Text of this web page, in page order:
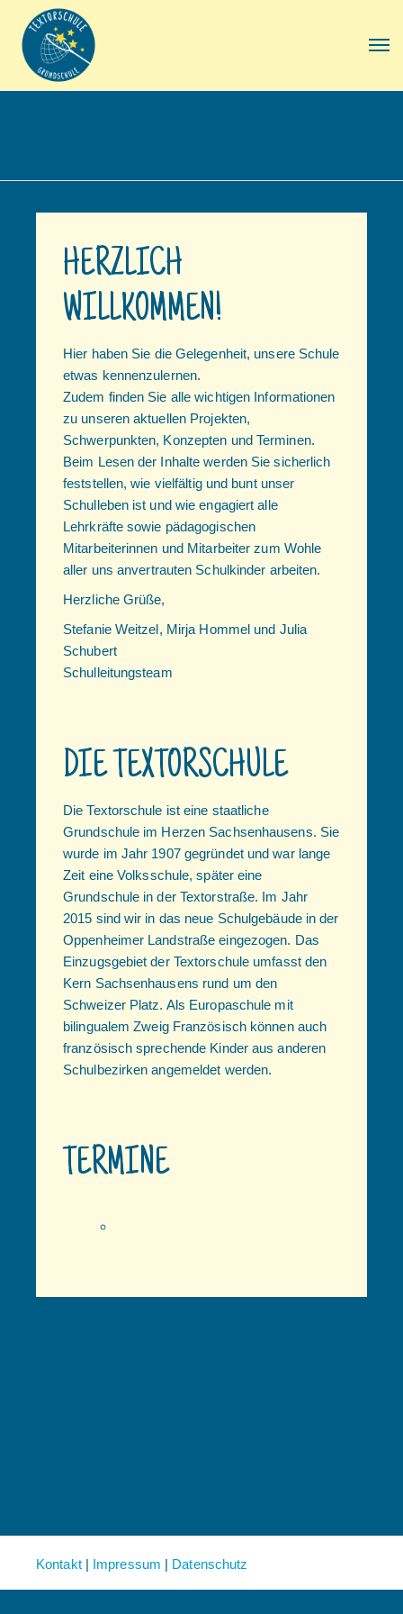
HERZLICH
WILLKOMMEN!
Hier haben Sie die Gelegenheit, unsere Schule
etwas kennenzulernen.
Zudem finden Sie alle wichtigen Informationen
zu unseren aktuellen Projekten,
Schwerpunkten, Konzepten und Terminen.
Beim Lesen der Inhalte werden Sie sicherlich
feststellen, wie vielfältig und bunt unser
Schulleben ist und wie engagiert alle
Lehrkräfte sowie pädagogischen
Mitarbeiterinnen und Mitarbeiter zum Wohle
aller uns anvertrauten Schulkinder arbeiten.
Herzliche Grüße,
Stefanie Weitzel, Mirja Hommel und Julia
Schubert
Schulleitungsteam
DIE TEXTORSCHULE
Die Textorschule ist eine staatliche
Grundschule im Herzen Sachsenhausens. Sie
wurde im Jahr 1907 gegründet und war lange
Zeit eine Volksschule, später eine
Grundschule in der Textorstraße. Im Jahr
2015 sind wir in das neue Schulgebäude in der
Oppenheimer Landstraße eingezogen. Das
Einzugsgebiet der Textorschule umfasst den
Kern Sachsenhausens rund um den
Schweizer Platz. Als Europaschule mit
bilingualem Zweig Französisch können auch
französisch sprechende Kinder aus anderen
Schulbezirken angemeldet werden.
TERMINE
Kontakt| Impressum | Datenschutz